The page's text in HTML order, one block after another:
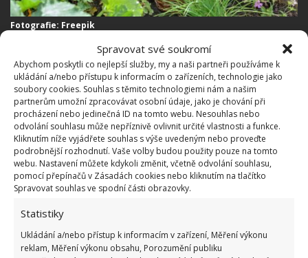
Spravovat své soukromí
Abychom poskytli co nejlepší služby, my a naši partneři používáme k
ukládání a/nebo přístupu k informacím o zařízeních, technologie jako
soubory cookies. Souhlas s těmito technologiemi nám a našim
partnerům umožní zpracovávat osobní údaje, jako je chování při
procházení nebo jedinečná ID na tomto webu. Nesouhlas nebo
odvolání souhlasu může nepříznivě ovlivnit určité vlastnosti a funkce.
Kliknutím níže vyjádřete souhlas s výše uvedeným nebo proveďte
podrobnější rozhodnutí. Vaše volby budou použity pouze na tomto
webu. Nastavení můžete kdykoli změnit, včetně odvolání souhlasu,
pomocí přepínačů v Zásadách cookies nebo kliknutím na tlačítko
Spravovat souhlas ve spodní části obrazovky.
Statistiky
Ukládání a/nebo přístup k informacím v zařízení, Měření výkonu
reklam, Měření výkonu obsahu, Porozumění publiku
Fotografie: Freepik
Nakreslete si plánek výsadby
Dobré je, když si nakreslíte plánek svých záhonů a
výsadbu si dopředu určíte podle konkrétních rostlin.
Myslete také na to, ženěkteré druhy zeleniny
můžete vysévat několikrát za sezónu. Po první
sklizni tak mějte namyšleno, co za rostliny vysadíte
na jejich místa. Při dobrém plánování tak budou
podzimu.
Skupinové výsadby se v posledních letech staly velmi